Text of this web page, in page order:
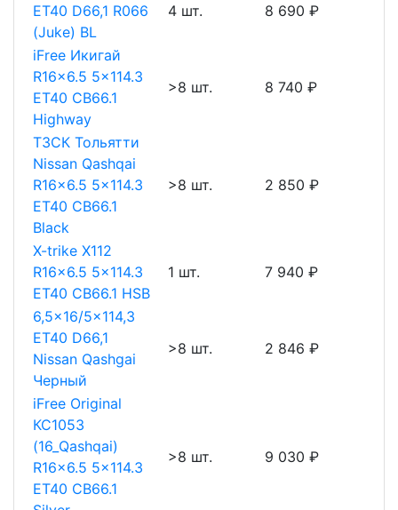
ET40 D66,1 R066
(Juke) BL
4 шт. 8 690 ₽
iFree Икигай
R16x6.5 5x114.3
ET40 CB66.1
Highway
>8 шт. 8 740 ₽
ТЗСК Тольятти
Nissan Qashqai
R16x6.5 5x114.3
ET40 CB66.1
Black
>8 шт. 2 850 ₽
X-trike X112
R16x6.5 5x114.3
ET40 CB66.1 HSB
1 шт. 7 940 ₽
6,5x16/5x114,3
ET40 D66,1
Nissan Qashgai
Черный
>8 шт. 2 846 ₽
iFree Original
КС1053
(16_Qashqai)
R16x6.5 5x114.3
ET40 CB66.1
>8 шт. 9 030 ₽